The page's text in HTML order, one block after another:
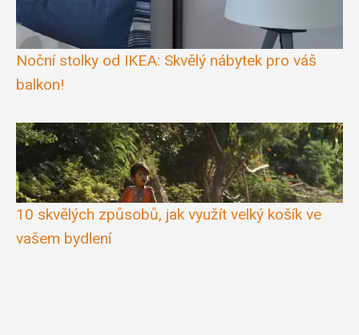
Noční stolky od IKEA: Skvělý nábytek pro váš
balkon!
10 skvělých způsobů, jak využít velký košík ve
vašem bydlení